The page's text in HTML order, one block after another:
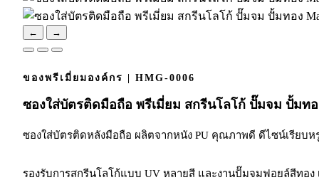
← →
ของพรีเมี่ยมองค์กร | HMG-0006
ซองใส่บัตรติดมือถือ พรีเมี่ยม สกรีนโลโก้ ปั๊มจม ปั้มทอ
ซองใส่บัตรติดหลังมือถือ ผลิตจากหนัง PU คุณภาพดี ดีไซน์เรียบห
รองรับการสกรีนโลโก้แบบ UV หลายสี และงานปั๊มจมฟอยล์สีทอ